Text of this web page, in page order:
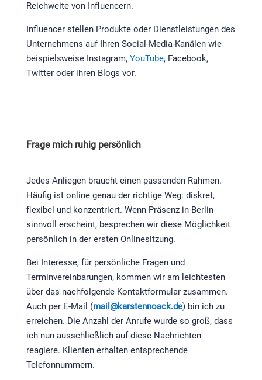
Reichweite von Influencern.
Influencer stellen Produkte oder Dienstleistungen des
Unternehmens auf Ihren Social-Media-Kanälen wie
beispielsweise Instagram, YouTube, Facebook,
Twitter oder ihren Blogs vor.
Frage mich ruhig persönlich
Jedes Anliegen braucht einen passenden Rahmen.
Häufig ist online genau der richtige Weg: diskret,
flexibel und konzentriert. Wenn Präsenz in Berlin
sinnvoll erscheint, besprechen wir diese Möglichkeit
persönlich in der ersten Onlinesitzung.
Bei Interesse, für persönliche Fragen und
Terminvereinbarungen, kommen wir am leichtesten
über das nachfolgende Kontaktformular zusammen.
Auch per E-Mail (mail@karstennoack.de) bin ich zu
erreichen. Die Anzahl der Anrufe wurde so groß, dass
ich nun ausschließlich auf diese Nachrichten
reagiere. Klienten erhalten entsprechende
Telefonnummern.